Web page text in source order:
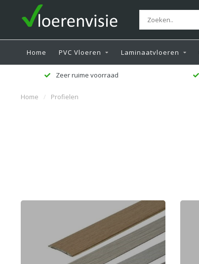
Home PVC Vloeren Laminaatvloeren
Zeer ruime voorraad
Home / Profielen